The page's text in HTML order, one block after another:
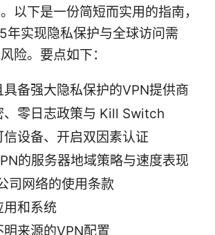
以下是一份简短而实用的指南，
年实现隐私保护与全球访问需
险。要点如下：
具备强大隐私保护的VPN提供商
、零日志政策与 Kill Switch
信设备、开启双因素认证
的服务器地域策略与速度表现
司网络的使用条款
用和系统
来源的VPN配置